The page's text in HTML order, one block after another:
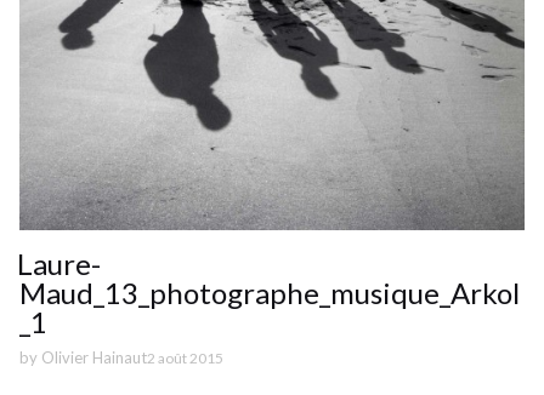
Laure-
Maud_13_photographe_musique_Arkol
_1
by Olivier Hainaut2 août 2015